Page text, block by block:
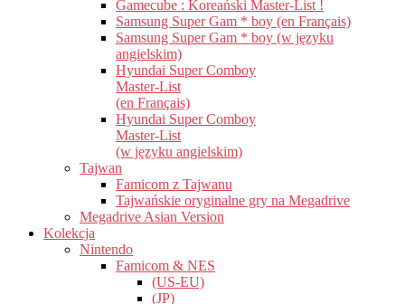
Gamecube : Koreański Master-List !
Samsung Super Gam * boy (en Français)
Samsung Super Gam * boy (w języku
angielskim)
Hyundai Super Comboy
Master-List
(en Français)
Hyundai Super Comboy
Master-List
(w języku angielskim)
Tajwan
Famicom z Tajwanu
Tajwańskie oryginalne gry na Megadrive
Megadrive Asian Version
Kolekcja
Nintendo
Famicom & NES
(US-EU)
(JP)